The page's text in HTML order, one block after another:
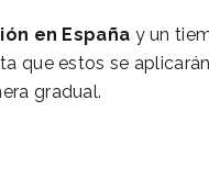
en España y un
que estos se
gradual.